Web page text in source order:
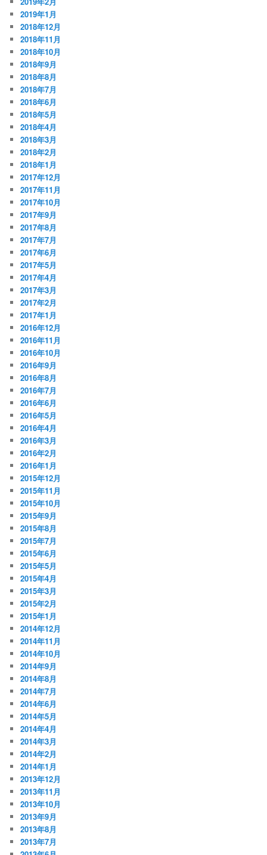
2019年1月
2018年12月
2018年11月
2018年10月
2018年9月
2018年8月
2018年7月
2018年6月
2018年5月
2018年4月
2018年3月
2018年2月
2018年1月
2017年12月
2017年11月
2017年10月
2017年9月
2017年8月
2017年7月
2017年6月
2017年5月
2017年4月
2017年3月
2017年2月
2017年1月
2016年12月
2016年11月
2016年10月
2016年9月
2016年8月
2016年7月
2016年6月
2016年5月
2016年4月
2016年3月
2016年2月
2016年1月
2015年12月
2015年11月
2015年10月
2015年9月
2015年8月
2015年7月
2015年6月
2015年5月
2015年4月
2015年3月
2015年2月
2015年1月
2014年12月
2014年11月
2014年10月
2014年9月
2014年8月
2014年7月
2014年6月
2014年5月
2014年4月
2014年3月
2014年2月
2014年1月
2013年12月
2013年11月
2013年10月
2013年9月
2013年8月
2013年7月